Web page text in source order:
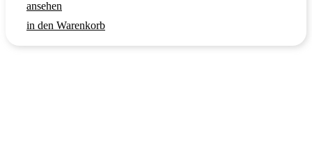
ansehen
in den Warenkorb